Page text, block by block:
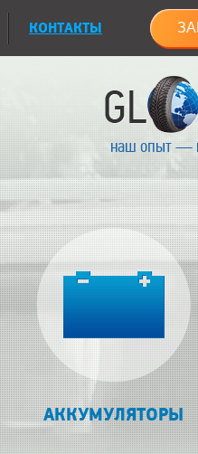
КОНТАКТЫ
наш опыт —
АККУМУЛЯТОРЫ